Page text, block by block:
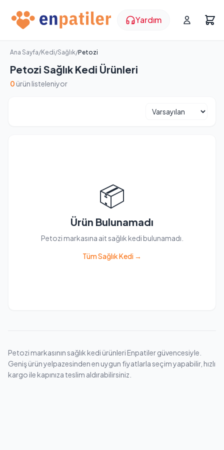
Yardım
Ana Sayfa/Kedi/Sağlık/Petozi
Petozi Sağlık Kedi Ürünleri
0 ürün listeleniyor
📦
Ürün Bulunamadı
Petozi markasına ait sağlık kedi bulunamadı.
Tüm Sağlık Kedi →
Petozi markasının sağlık kedi ürünleri Enpatiler güvencesiyle.
Geniş ürün yelpazesinden en uygun fiyatlarla seçim yapabilir, hızlı
kargo ile kapınıza teslim aldırabilirsiniz.